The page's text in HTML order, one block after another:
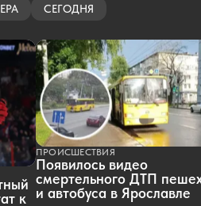
СЕГОДНЯ
к
ПРОИСШЕСТВИЯ
Появилось видео
смертельного ДТП
и автобуса в Ярославле